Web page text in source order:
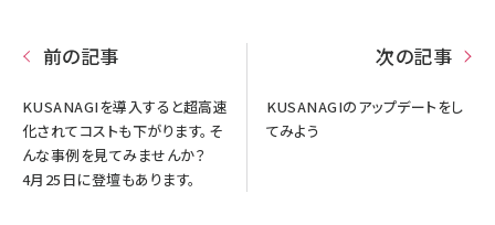
前の記事
KUSANAGIを導入すると超高速
化されてコストも下がります。そ
んな事例を見てみませんか？
4月25日に登壇もあります。
次の記事
KUSANAGIのアップデートをし
てみよう